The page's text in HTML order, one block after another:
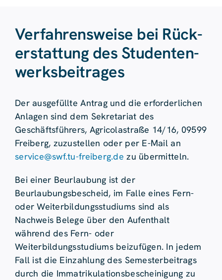
Verfahrens­weise bei Rück­
erstattung des Studenten­
werks­beitrages
Der ausgefüllte Antrag und die erforderlichen
Anlagen sind dem Sekretariat des
Geschäftsführers, Agricolastraße 14/16, 09599
Freiberg, zuzustellen oder per E-Mail an
service@swf.tu-freiberg.de zu übermitteln.
Bei einer Beurlaubung ist der
Beurlaubungsbescheid, im Falle eines Fern-
oder Weiterbildungsstudiums sind als
Nachweis Belege über den Aufenthalt
während des Fern- oder
Weiterbildungsstudiums beizufügen. In jedem
Fall ist die Einzahlung des Semesterbeitrags
durch die Immatrikulationsbescheinigung zu